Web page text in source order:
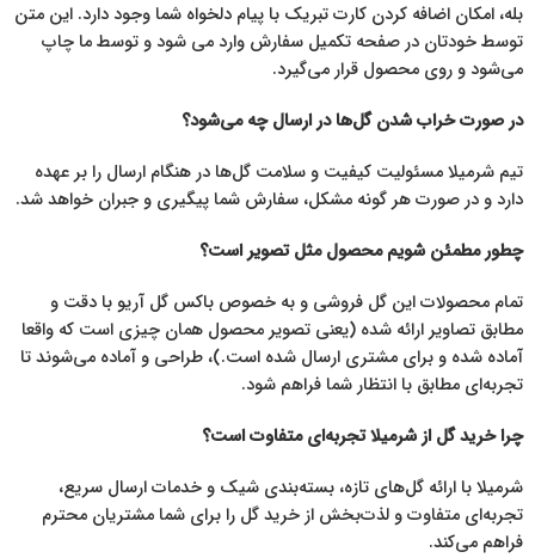
بله، امکان اضافه کردن کارت تبریک با پیام دلخواه شما وجود دارد. این متن
توسط خودتان در صفحه تکمیل سفارش وارد می شود و توسط ما چاپ
می‌شود و روی محصول قرار می‌گیرد.
در صورت خراب شدن گل‌ها در ارسال چه می‌شود؟
تیم شرمیلا مسئولیت کیفیت و سلامت گل‌ها در هنگام ارسال را بر عهده
دارد و در صورت هر گونه مشکل، سفارش شما پیگیری و جبران خواهد شد.
چطور مطمئن شویم محصول مثل تصویر است؟
تمام محصولات این گل فروشی و به خصوص باکس گل آریو با دقت و
مطابق تصاویر ارائه شده (یعنی تصویر محصول همان چیزی است که واقعا
آماده شده و برای مشتری ارسال شده است.)، طراحی و آماده می‌شوند تا
تجربه‌ای مطابق با انتظار شما فراهم شود.
چرا خرید گل از شرمیلا تجربه‌ای متفاوت است؟
شرمیلا با ارائه گل‌های تازه، بسته‌بندی شیک و خدمات ارسال سریع،
تجربه‌ای متفاوت و لذت‌بخش از خرید گل را برای شما مشتریان محترم
فراهم می‌کند.